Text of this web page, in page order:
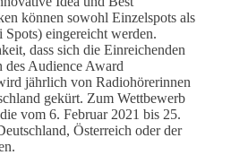
können sowohl Einzelspots als
Spots) eingereicht werden.
dass sich die Einreichenden
Audience Award
jährlich von Radiohörerinnen
gekürt. Zum Wettbewerb
vom 6. Februar 2021 bis 25.
Österreich oder der